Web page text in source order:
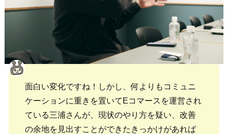
面白い変化ですね！しかし、何よりもコミュニ
ケーションに重きを置いてEコマースを運営され
ている三浦さんが、現状のやり方を疑い、改善
の余地を見出すことができたきっかけがあれば